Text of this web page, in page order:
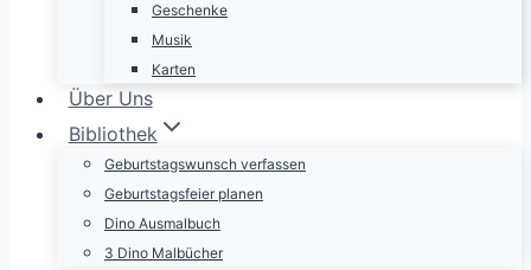
Geschenke
Musik
Karten
Über Uns
Bibliothek
Geburtstagswunsch verfassen
Geburtstagsfeier planen
Dino Ausmalbuch
3 Dino Malbücher